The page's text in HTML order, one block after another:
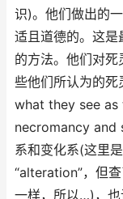
识)。他们做出的
适且道德的。这是
的方法。他们对
些他们所认为的
what they see
necromancy and
系和变化系(这里
“alteration”，但
一样，所以…)，也